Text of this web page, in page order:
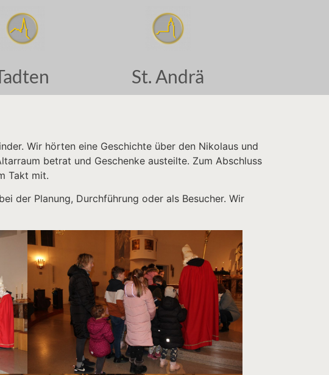
St. Andrä
Wir hörten eine Geschichte über den Nikolaus und
betrat und Geschenke austeilte. Zum Abschluss
Takt mit.
der Planung, Durchführung oder als Besucher. Wir